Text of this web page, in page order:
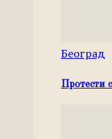
Београд
Протести